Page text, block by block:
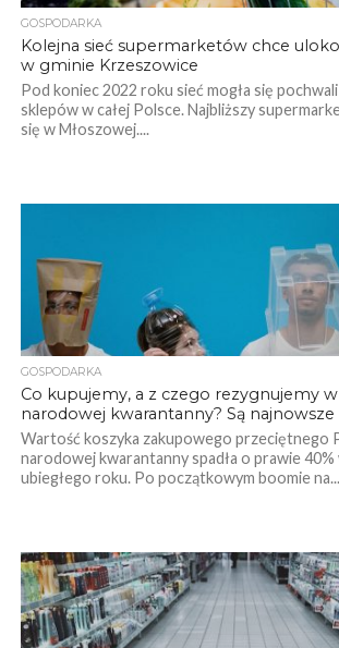
GOSPODARKA
Kolejna sieć supermarketów chce
w gminie Krzeszowice
Pod koniec 2022 roku sieć mogła się
sklepów w całej Polsce. Najbliższy
się w Młoszowej....
GOSPODARKA
Co kupujemy, a z czego rezygnujemy
narodowej kwarantanny? Są
Wartość koszyka zakupowego przeciętnego
narodowej kwarantanny spadła o prawie
ubiegłego roku. Po początkowym boomie na...